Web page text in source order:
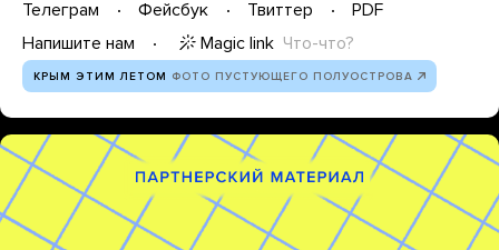
Телеграм Фейсбук Твиттер
PDF
Напишите нам
Magic link Что-что?
КРЫМ ЭТИМ ЛЕТОМ ФОТО ПУСТУЮЩЕГО ПОЛУОСТРОВА